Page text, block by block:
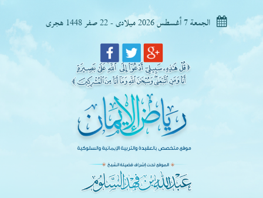
الجمعة 7 أغسطس 2026 ميلادى - 22 صفر 1448 هجرى